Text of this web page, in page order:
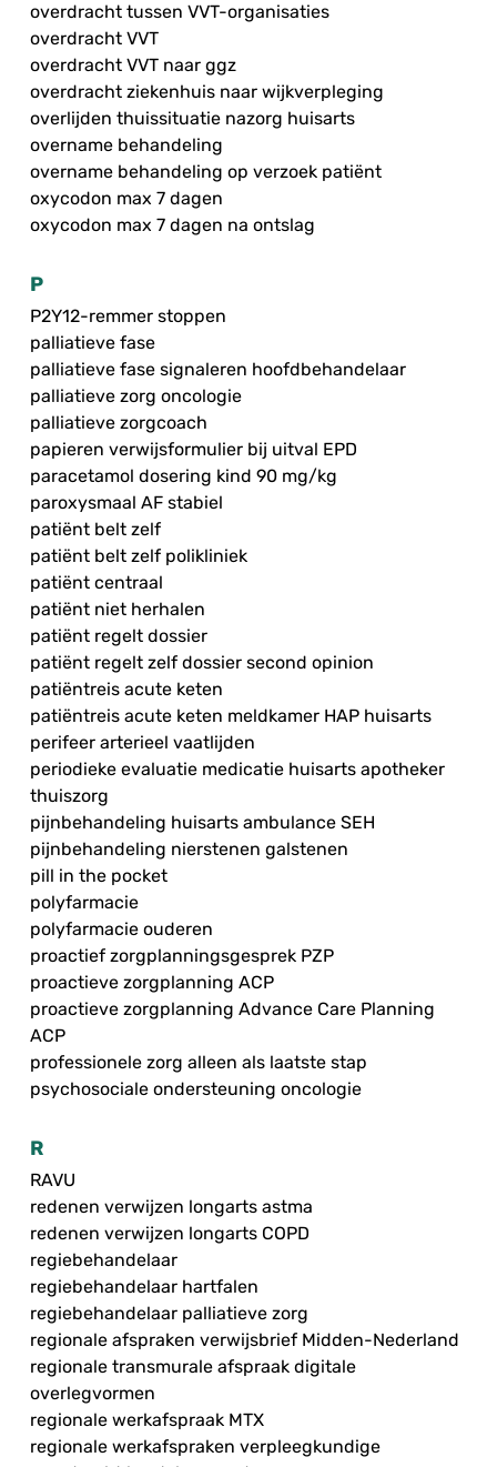
overdracht tussen VVT-organisaties
overdracht VVT
overdracht VVT naar ggz
overdracht ziekenhuis naar wijkverpleging
overlijden thuissituatie nazorg huisarts
overname behandeling
overname behandeling op verzoek patiënt
oxycodon max 7 dagen
oxycodon max 7 dagen na ontslag
P
P2Y12-remmer stoppen
palliatieve fase
palliatieve fase signaleren hoofdbehandelaar
palliatieve zorg oncologie
palliatieve zorgcoach
papieren verwijsformulier bij uitval EPD
paracetamol dosering kind 90 mg/kg
paroxysmaal AF stabiel
patiënt belt zelf
patiënt belt zelf polikliniek
patiënt centraal
patiënt niet herhalen
patiënt regelt dossier
patiënt regelt zelf dossier second opinion
patiëntreis acute keten
patiëntreis acute keten meldkamer HAP huisarts
perifeer arterieel vaatlijden
periodieke evaluatie medicatie huisarts apotheker
thuiszorg
pijnbehandeling huisarts ambulance SEH
pijnbehandeling nierstenen galstenen
pill in the pocket
polyfarmacie
polyfarmacie ouderen
proactief zorgplanningsgesprek PZP
proactieve zorgplanning ACP
proactieve zorgplanning Advance Care Planning
ACP
professionele zorg alleen als laatste stap
psychosociale ondersteuning oncologie
R
RAVU
redenen verwijzen longarts astma
redenen verwijzen longarts COPD
regiebehandelaar
regiebehandelaar hartfalen
regiebehandelaar palliatieve zorg
regionale afspraken verwijsbrief Midden-Nederland
regionale transmurale afspraak digitale
overlegvormen
regionale werkafspraak MTX
regionale werkafspraken verpleegkundige